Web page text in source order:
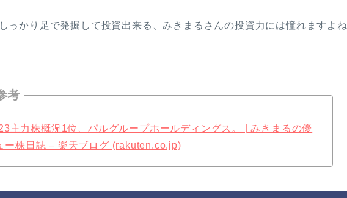
っかり足で発掘して投資出来る、みきまるさんの投資力には憧れますよね
主力株概況1位、パルグループホールディングス。 | みきまるの優
ー株日誌 – 楽天ブログ (rakuten.co.jp)